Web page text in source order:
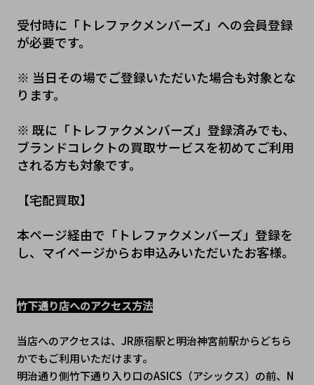
受付時に「トレファクメンバーズ」への会員登録
が必要です。
※ 当日その場でご登録いただいた場合も対象とな
ります。
※ 既に「トレファクメンバーズ」登録済みでも、
ブランドコレクトの買取サービスを初めてご利用
される方も対象です。
【宅配買取】
本ページ経由で「トレファクメンバーズ」登録を
し、マイページからお申込みいただいたお客様。
竹下通り店へのアクセス方法
当店へのアクセスは、JR原宿駅と明治神宮前駅からどちら
かでもご利用いただけます。
明治通り側竹下通り入り口のASICS（アシックス）の前、N